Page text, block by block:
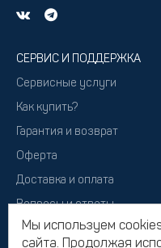
СЕРВИС И ПОДДЕРЖКА
Сервисные услуги
Как купить?
Гарантия и возврат
Оферта
Доставка и оплата
Вопросы и ответы
Подарочный сертификат
Мы используем
сайта. Продолжая